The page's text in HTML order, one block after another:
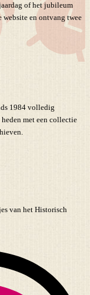
of het jubileum
website en ontvang twee
1984 volledig
met een collectie
van het Historisch